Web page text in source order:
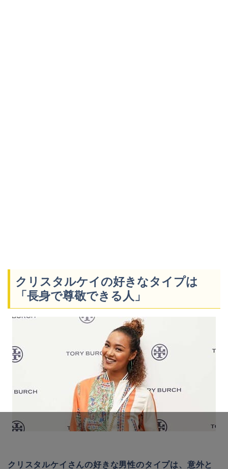
クリスタルケイの好きなタイプは
「長身で尊敬できる人」
クリスタルケイさんの好きな男性のタイプは、意外と